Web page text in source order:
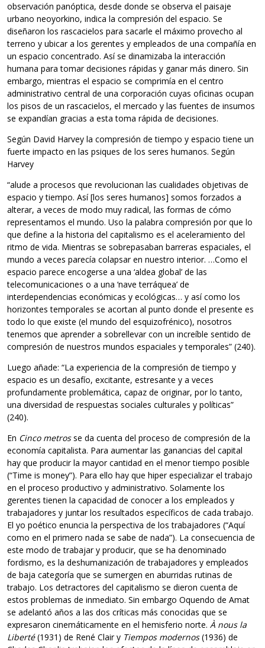
observación panóptica, desde donde se observa el paisaje
urbano neoyorkino, indica la compresión del espacio. Se
diseñaron los rascacielos para sacarle el máximo provecho al
terreno y ubicar a los gerentes y empleados de una compañía en
un espacio concentrado. Así se dinamizaba la interacción
humana para tomar decisiones rápidas y ganar más dinero. Sin
embargo, mientras el espacio se comprimía en el centro
administrativo central de una corporación cuyas oficinas ocupan
los pisos de un rascacielos, el mercado y las fuentes de insumos
se expandían gracias a esta toma rápida de decisiones.
Según David Harvey la compresión de tiempo y espacio tiene un
fuerte impacto en las psiques de los seres humanos. Según
Harvey
“alude a procesos que revolucionan las cualidades objetivas de
espacio y tiempo. Así [los seres humanos] somos forzados a
alterar, a veces de modo muy radical, las formas de cómo
representamos el mundo. Uso la palabra compresión por que lo
que define a la historia del capitalismo es el aceleramiento del
ritmo de vida. Mientras se sobrepasaban barreras espaciales, el
mundo a veces parecía colapsar en nuestro interior. …Como el
espacio parece encogerse a una ‘aldea global’ de las
telecomunicaciones o a una ‘nave terráquea’ de
interdependencias económicas y ecológicas… y así como los
horizontes temporales se acortan al punto donde el presente es
todo lo que existe (el mundo del esquizofrénico), nosotros
tenemos que aprender a sobrellevar con un increíble sentido de
compresión de nuestros mundos espaciales y temporales” (240).
Luego añade: “La experiencia de la compresión de tiempo y
espacio es un desafío, excitante, estresante y a veces
profundamente problemática, capaz de originar, por lo tanto,
una diversidad de respuestas sociales culturales y políticas”
(240).
En Cinco metrosse da cuenta del proceso de compresión de la
economía capitalista. Para aumentar las ganancias del capital
hay que producir la mayor cantidad en el menor tiempo posible
(“Time is money”). Para ello hay que hiper especializar el trabajo
en el proceso productivo y administrativo. Solamente los
gerentes tienen la capacidad de conocer a los empleados y
trabajadores y juntar los resultados específicos de cada trabajo.
El yo poético enuncia la perspectiva de los trabajadores (“Aquí
como en el primero nada se sabe de nada”). La consecuencia de
este modo de trabajar y producir, que se ha denominado
fordismo, es la deshumanización de trabajadores y empleados
de baja categoría que se sumergen en aburridas rutinas de
trabajo. Los detractores del capitalismo se dieron cuenta de
estos problemas de inmediato. Sin embargo Oquendo de Amat
se adelantó años a las dos críticas más conocidas que se
expresaron cinemáticamente en el hemisferio norte. À nous la
Liberté(1931) de René Clair y Tiempos modernos(1936) de